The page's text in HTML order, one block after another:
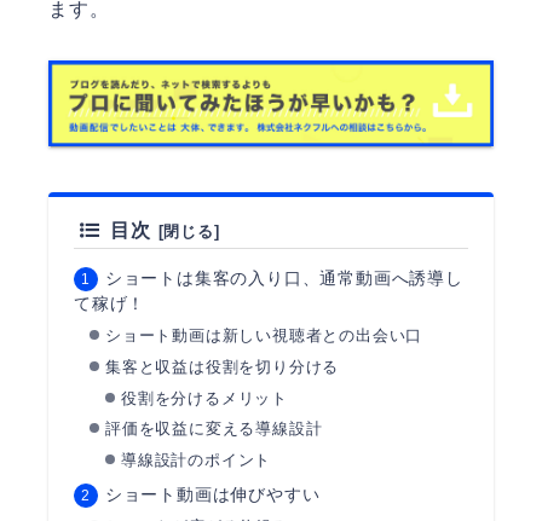
ます。
目次
ショートは集客の入り口、通常動画へ誘導し
て稼げ！
ショート動画は新しい視聴者との出会い口
集客と収益は役割を切り分ける
役割を分けるメリット
評価を収益に変える導線設計
導線設計のポイント
ショート動画は伸びやすい